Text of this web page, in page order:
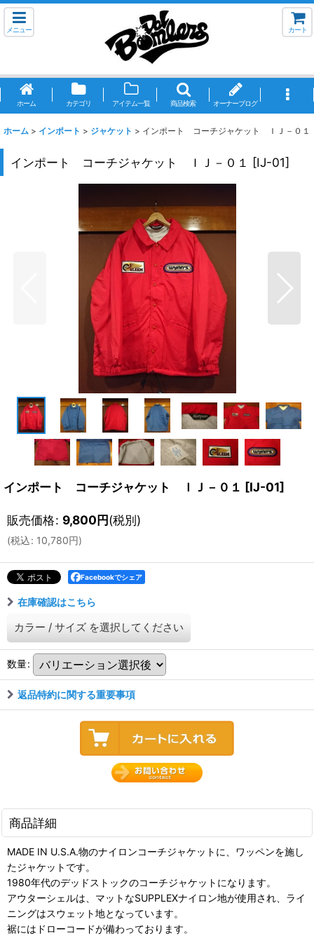
メニュー カート
ホーム カテゴリ アイテム一覧 商品検索 オーナーブログ
ホーム > インポート > ジャケット > インポート コーチジャケット ＩＪ－０１
インポート コーチジャケット ＩＪ－０１ [IJ-01]
インポート コーチジャケット ＩＪ－０１ [IJ-01]
販売価格: 9,800円(税別)
(税込: 10,780円)
Facebookでシェア
在庫確認はこちら
カラー / サイズ を選択してください
数量:
返品特約に関する重要事項
商品詳細
MADE IN U.S.A.物のナイロンコーチジャケットに、ワッペンを施し
たジャケットです。
1980年代のデッドストックのコーチジャケットになります。
アウターシェルは、マットなSUPPLEXナイロン地が使用され、ライ
ニングはスウェット地となっています。
裾にはドローコードが備わっております。